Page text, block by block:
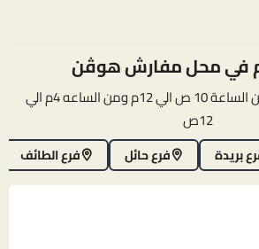
في محل مفارش هوڤن
السبت إلى الخميس من الساعة 10 ص الي 12م ومن الساعه 4م الي
12ص
بريدة فرع حائل فرع الطائف